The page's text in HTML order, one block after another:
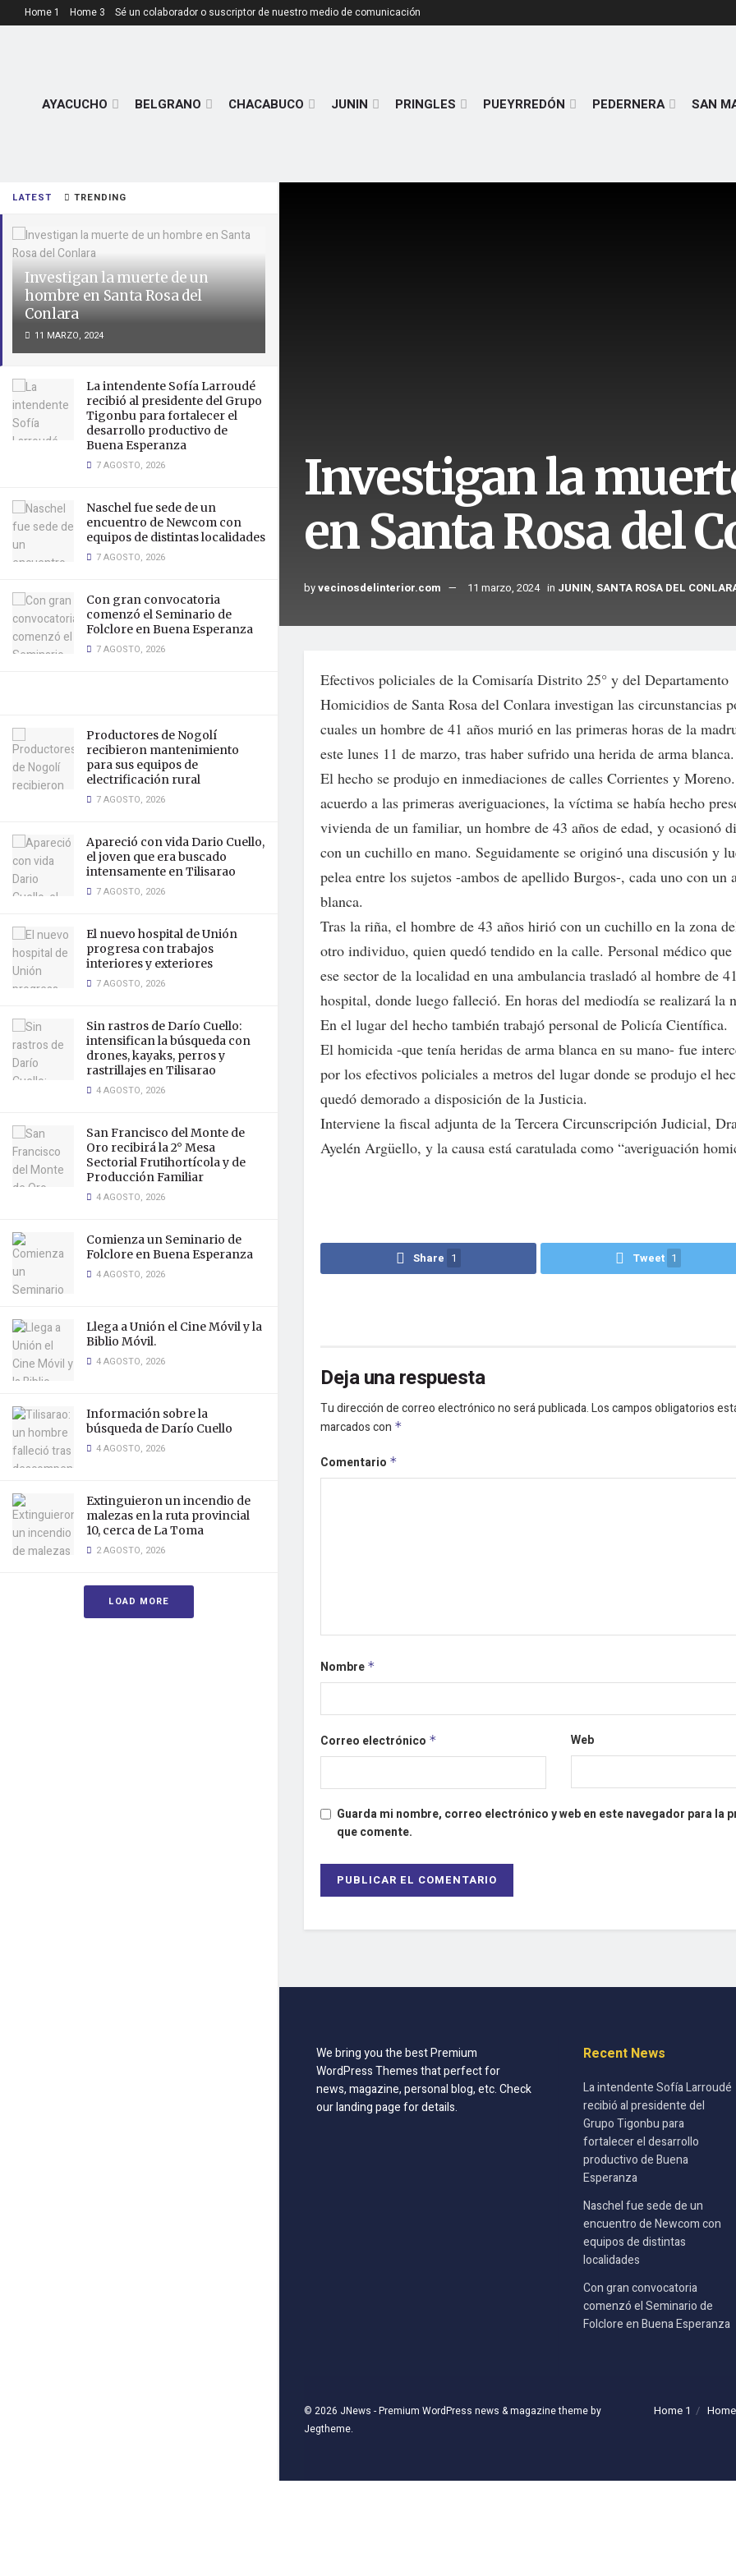
LATEST TRENDING
Investigan la muerte de un
hombre en Santa Rosa del
Conlara
11 MARZO, 2024
La intendente Sofía Larroudé
recibió al presidente del Grupo
Tigonbu para fortalecer el
desarrollo productivo de
Buena Esperanza
7 AGOSTO, 2026
Naschel fue sede de un
encuentro de Newcom con
equipos de distintas localidades
7 AGOSTO, 2026
Con gran convocatoria
comenzó el Seminario de
Folclore en Buena Esperanza
7 AGOSTO, 2026
Productores de Nogolí
recibieron mantenimiento
para sus equipos de
electrificación rural
7 AGOSTO, 2026
Apareció con vida Dario Cuello,
el joven que era buscado
intensamente en Tilisarao
7 AGOSTO, 2026
El nuevo hospital de Unión
progresa con trabajos
interiores y exteriores
7 AGOSTO, 2026
Sin rastros de Darío Cuello:
intensifican la búsqueda con
drones, kayaks, perros y
rastrillajes en Tilisarao
4 AGOSTO, 2026
San Francisco del Monte de
Oro recibirá la 2° Mesa
Sectorial Frutihortícola y de
Producción Familiar
4 AGOSTO, 2026
Comienza un Seminario de
Folclore en Buena Esperanza
4 AGOSTO, 2026
Llega a Unión el Cine Móvil y la
Biblio Móvil.
4 AGOSTO, 2026
Información sobre la
búsqueda de Darío Cuello
4 AGOSTO, 2026
Extinguieron un incendio de
malezas en la ruta provincial
10, cerca de La Toma
2 AGOSTO, 2026
LOAD MORE
Home 1 Home 3 Sé un colaborador o suscriptor de nuestro medio de comunicación
AYACUCHO BELGRANO CHACABUCO JUNIN PRINGLES PUEYRREDÓN PEDERNERA SAN
Investigan la
en Santa Rosa del
byvecinosdelinterior.com 11 marzo, 2024 in JUNIN, SANTA ROSA DEL
Efectivos policiales de la Comisaría Distrito 25° y del Departamento
Homicidios de Santa Rosa del Conlara investigan las circunstancias
cuales un hombre de 41 años murió en las primeras horas de la
este lunes 11 de marzo, tras haber sufrido una herida de arma blanca.
El hecho se produjo en inmediaciones de calles Corrientes y
acuerdo a las primeras averiguaciones, la víctima se había hecho
vivienda de un familiar, un hombre de 43 años de edad, y ocasionó
con un cuchillo en mano. Seguidamente se originó una discusión y
pelea entre los sujetos -ambos de apellido Burgos-, cada uno con un
blanca.
Tras la riña, el hombre de 43 años hirió con un cuchillo en la zona
otro individuo, quien quedó tendido en la calle. Personal médico que
ese sector de la localidad en una ambulancia trasladó al hombre de
hospital, donde luego falleció. En horas del mediodía se realizará la
En el lugar del hecho también trabajó personal de Policía Científica.
El homicida -que tenía heridas de arma blanca en su mano- fue
por los efectivos policiales a metros del lugar donde se produjo el
quedó demorado a disposición de la Justicia.
Interviene la fiscal adjunta de la Tercera Circunscripción Judicial,
Ayelén Argüello, y la causa está caratulada como “averiguación
Share 1 Tweet 1
Deja una respuesta
Tu dirección de correo electrónico no será publicada.Los campos obligatorios
marcados con *
Comentario *
Nombre *
Correo electrónico * Web
Guarda mi nombre, correo electrónico y web en este navegador para la
que comente.
We bring you the best Premium
WordPress Themes that perfect for
news, magazine, personal blog, etc. Check
our landing page for details.
Recent News
La intendente Sofía Larroudé
recibió al presidente del
Grupo Tigonbu para
fortalecer el desarrollo
productivo de Buena
Esperanza
Naschel fue sede de un
encuentro de Newcom con
equipos de distintas
localidades
Con gran convocatoria
comenzó el Seminario de
Folclore en Buena Esperanza
Home 1
© 2026 JNews - Premium WordPress news & magazine theme by
Jegtheme.